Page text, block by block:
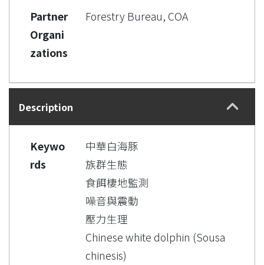
Partner
Organi
zations
Forestry Bureau, COA
Description
Keywo
rds
中華白海豚
族群生態
食餌棲地監測
噪音與震動
壓力生理
Chinese white dolphin (Sousa
chinesis)